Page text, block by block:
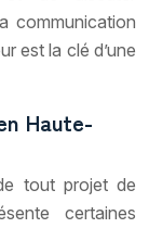
communication
est la clé d’une
Haute-
tout projet de
certaines